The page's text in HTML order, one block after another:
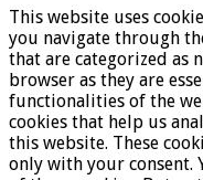
This website uses
you navigate through
that are categorized as
browser as they are
functionalities of the
cookies that help us
this website. These
only with your consent.